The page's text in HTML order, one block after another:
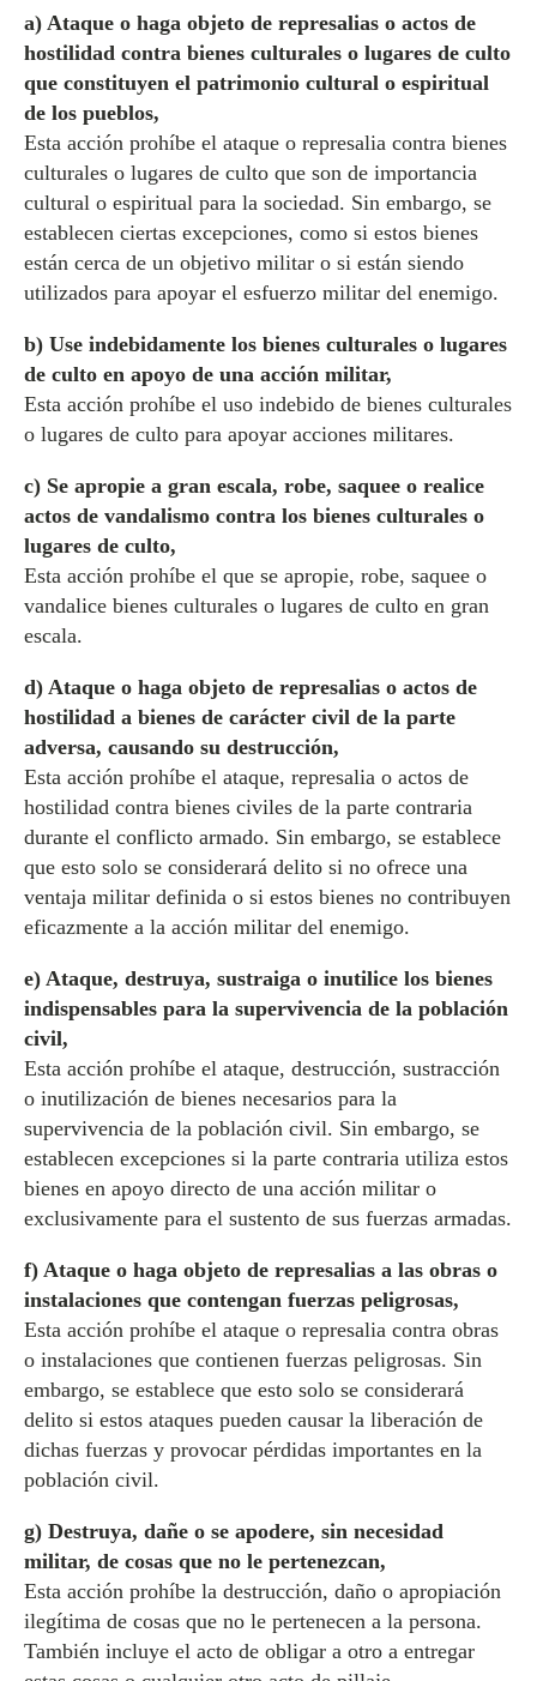
a) Ataque o haga objeto de represalias o actos de
hostilidad contra bienes culturales o lugares de culto
que constituyen el patrimonio cultural o espiritual
de los pueblos,
Esta acción prohíbe el ataque o represalia contra bienes
culturales o lugares de culto que son de importancia
cultural o espiritual para la sociedad. Sin embargo, se
establecen ciertas excepciones, como si estos bienes
están cerca de un objetivo militar o si están siendo
utilizados para apoyar el esfuerzo militar del enemigo.
b) Use indebidamente los bienes culturales o lugares
de culto en apoyo de una acción militar,
Esta acción prohíbe el uso indebido de bienes culturales
o lugares de culto para apoyar acciones militares.
c) Se apropie a gran escala, robe, saquee o realice
actos de vandalismo contra los bienes culturales o
lugares de culto,
Esta acción prohíbe el que se apropie, robe, saquee o
vandalice bienes culturales o lugares de culto en gran
escala.
d) Ataque o haga objeto de represalias o actos de
hostilidad a bienes de carácter civil de la parte
adversa, causando su destrucción,
Esta acción prohíbe el ataque, represalia o actos de
hostilidad contra bienes civiles de la parte contraria
durante el conflicto armado. Sin embargo, se establece
que esto solo se considerará delito si no ofrece una
ventaja militar definida o si estos bienes no contribuyen
eficazmente a la acción militar del enemigo.
e) Ataque, destruya, sustraiga o inutilice los bienes
indispensables para la supervivencia de la población
civil,
Esta acción prohíbe el ataque, destrucción, sustracción
o inutilización de bienes necesarios para la
supervivencia de la población civil. Sin embargo, se
establecen excepciones si la parte contraria utiliza estos
bienes en apoyo directo de una acción militar o
exclusivamente para el sustento de sus fuerzas armadas.
f) Ataque o haga objeto de represalias a las obras o
instalaciones que contengan fuerzas peligrosas,
Esta acción prohíbe el ataque o represalia contra obras
o instalaciones que contienen fuerzas peligrosas. Sin
embargo, se establece que esto solo se considerará
delito si estos ataques pueden causar la liberación de
dichas fuerzas y provocar pérdidas importantes en la
población civil.
g) Destruya, dañe o se apodere, sin necesidad
militar, de cosas que no le pertenezcan,
Esta acción prohíbe la destrucción, daño o apropiación
ilegítima de cosas que no le pertenecen a la persona.
También incluye el acto de obligar a otro a entregar